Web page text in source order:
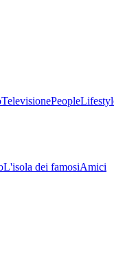
TelevisionePeople
L'isola dei famosiAmici